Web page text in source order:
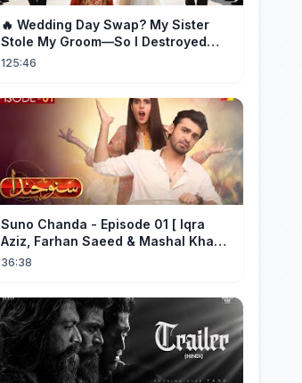
🔥 Wedding Day Swap? My Sister
Stole My Groom—So I Destroyed
Them All 👑#movie #drama
125:46
Suno Chanda - Episode 01 [ Iqra
Aziz, Farhan Saeed & Mashal Khan ]
- Funny Pakistani Drama - HUM TV
36:38